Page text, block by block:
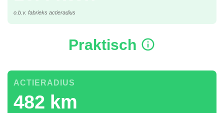
o.b.v. fabrieks actieradius
Praktisch
482 km
ACTIERADIUS